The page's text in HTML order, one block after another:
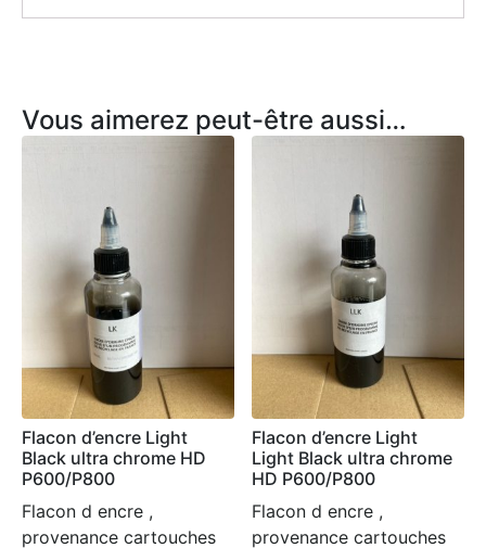
Vous aimerez peut-être aussi…
Flacon d’encre Light
Black ultra chrome HD
P600/P800
Flacon d encre ,
provenance cartouches
Flacon d’encre Light
Light Black ultra chrome
HD P600/P800
Flacon d encre ,
provenance cartouches